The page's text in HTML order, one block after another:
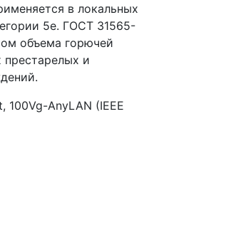
в локальных
5е. ГОСТ 31565-
объема горючей
престарелых и
100Vg-AnyLAN (IEEE